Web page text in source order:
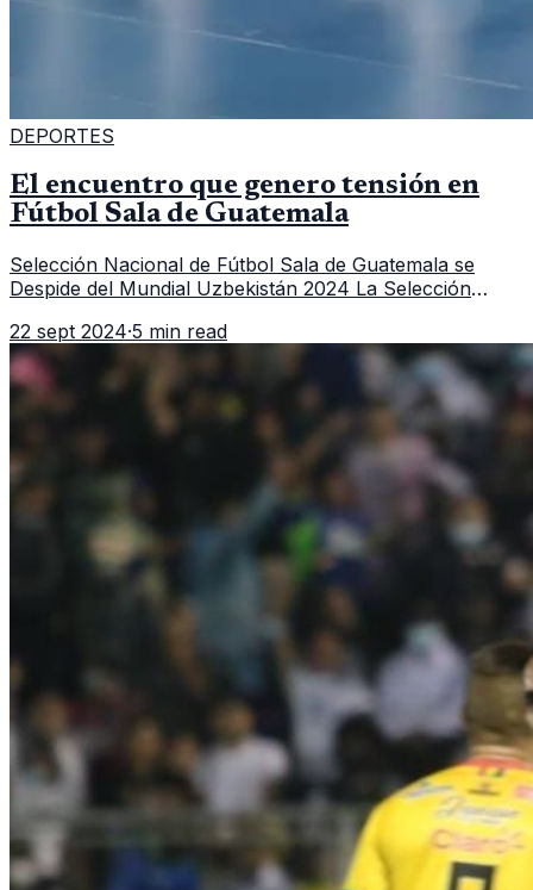
DEPORTES
El encuentro que genero tensión en
Fútbol Sala de Guatemala
Selección Nacional de Fútbol Sala de Guatemala se
Despide del Mundial Uzbekistán 2024 La Selección
sueño de continuar en el Mu
22 sept 2024·5 min read